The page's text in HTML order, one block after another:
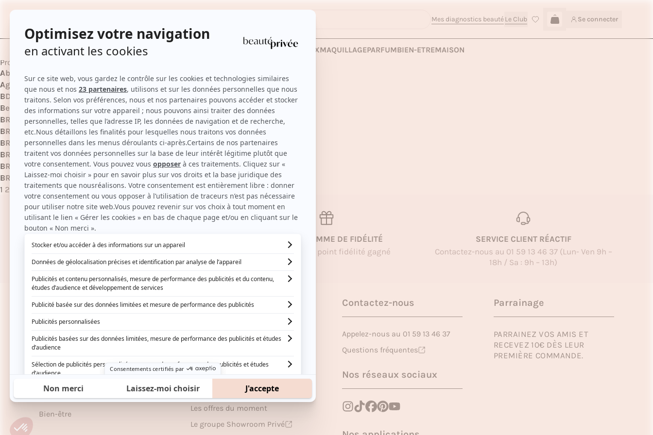
Mes diagnostics beautéLe Club Se connecter
Connexion
SOINSCHEVEUXMAQUILLAGEPARFUMBIEN-ETREMAISON
Product Collections
Absolut Repair
Agathe
BDR-|Terre D'Oc products
Beauty Days products
BRD-IDrinklife products
BRD-SVR|Gamme Sebiaclear products
BRD-| Dermadia products
BRD-|100BON products
BRD-|Activilong products
BRD-|Aggapi products
1 2 142 Suivant »
Vous hésitez ? Vous décidez.
UN PROGRAMME DE FIDÉLITÉ
1€ dépensé = 1 point fidélité gagné
SERVICE CLIENT RÉACTIF
Contactez-nous au 01 59 13 46 37 (Lun- Ven 9h –
18h / Sa : 9h – 13h)
Nos catégories
Soins
Cheveux
Maquillage
Maison
Bien-être
À propos
Devenez une marque
partenaire
Programme de fidélité
Le Journal
Les offres du moment
Le groupe Showroom Privé
Contactez-nous
Appelez-nous au 01 59 13 46 37
Questions fréquentes
Nos réseaux sociaux
Parrainage
PARRAINEZ VOS AMIS ET
RECEVEZ 10€ DÈS LEUR
PREMIÈRE COMMANDE.